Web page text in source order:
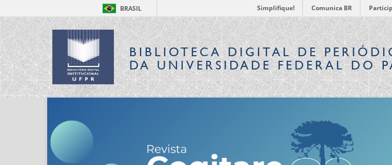
BRASIL Simplifique! Comunica BR
BIBLIOTECA DIGITALDE
DA UNIVERSIDADE FEDERAL DO